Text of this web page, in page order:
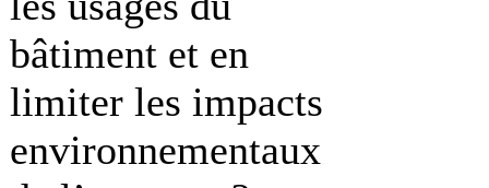
bâtiment et en
limiter les impacts
environnementaux